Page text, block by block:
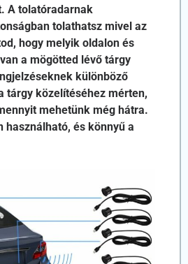
A tolatóradarnak
tolathatsz mivel az
hogy melyik oldalon és
a mögötted lévő tárgy
különböző
tárgy közelítéséhez mérten,
mehetünk még hátra.
használható, és könnyű a